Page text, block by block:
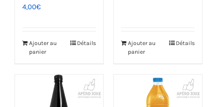
4,00€
Ajouter au
panier
Détails
Ajouter au
panier
Détails